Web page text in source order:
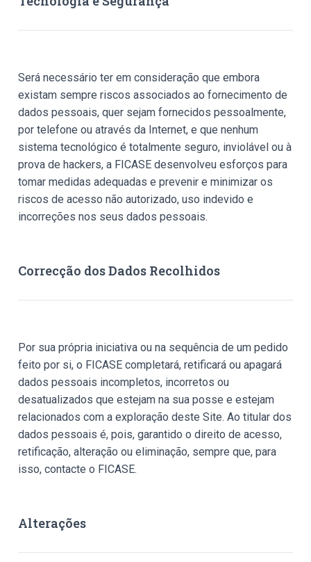
Será necessário ter em consideração que embora
existam sempre riscos associados ao fornecimento de
dados pessoais, quer sejam fornecidos pessoalmente,
por telefone ou através da Internet, e que nenhum
sistema tecnológico é totalmente seguro, inviolável ou à
prova de hackers, a FICASE desenvolveu esforços para
tomar medidas adequadas e prevenir e minimizar os
riscos de acesso não autorizado, uso indevido e
incorreções nos seus dados pessoais.
Correcção dos Dados Recolhidos
Por sua própria iniciativa ou na sequência de um pedido
feito por si, o FICASE completará, retificará ou apagará
dados pessoais incompletos, incorretos ou
desatualizados que estejam na sua posse e estejam
relacionados com a exploração deste Site. Ao titular dos
dados pessoais é, pois, garantido o direito de acesso,
retificação, alteração ou eliminação, sempre que, para
isso, contacte o FICASE.
Alterações